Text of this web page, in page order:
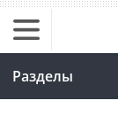
Разделы